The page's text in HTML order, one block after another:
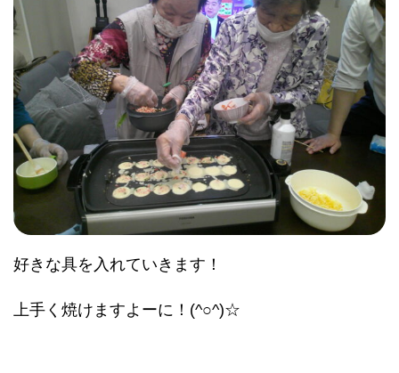
好きな具を入れていきます！
上手く焼けますよーに！(^○^)☆